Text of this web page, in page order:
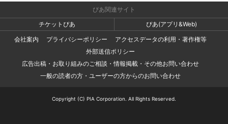
ぴあ関連サイト
チケットぴあ
ぴあ(アプリ&Web)
会社案内
プライバシーポリシー
アクセスデータの利用・著作権等
外部送信ポリシー
広告出稿・お取り組みのご相談・情報掲載・その他お問い合わせ
一般の読者の方・ユーザーの方からのお問い合わせ
Copyright (C) PIA Corporation. All Rights Reserved.